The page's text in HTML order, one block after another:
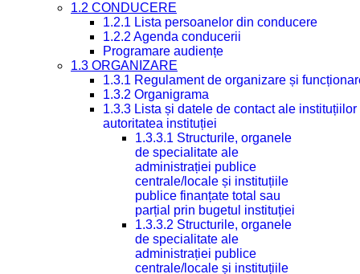
1.2 CONDUCERE
1.2.1 Lista persoanelor din conducere
1.2.2 Agenda conducerii
Programare audiențe
1.3 ORGANIZARE
1.3.1 Regulament de organizare și
1.3.2 Organigrama
1.3.3 Lista și datele de contact ale
autoritatea instituției
1.3.3.1 Structurile, organele
de specialitate ale
administrației publice
centrale/locale și instituțiile
publice finanțate total sau
parțial prin bugetul instituției
1.3.3.2 Structurile, organele
de specialitate ale
administrației publice
centrale/locale și instituțiile